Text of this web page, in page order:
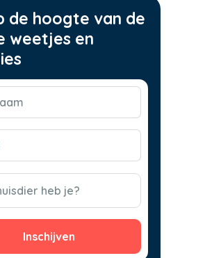
de hoogte van de
weetjes en
heb je?